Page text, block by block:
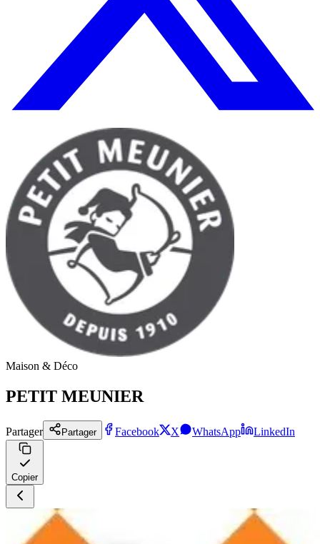
Maison & Déco
PETIT MEUNIER
Partager Partager Facebook X WhatsApp LinkedIn
Copier